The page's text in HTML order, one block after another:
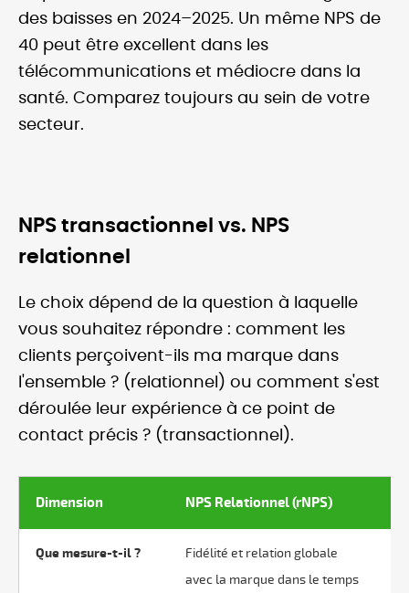
des baisses en 2024–2025. Un même NPS de
40 peut être excellent dans les
télécommunications et médiocre dans la
santé. Comparez toujours au sein de votre
secteur.
NPS transactionnel vs. NPS
relationnel
Le choix dépend de la question à laquelle
vous souhaitez répondre : comment les
clients perçoivent-ils ma marque dans
l'ensemble ? (relationnel) ou comment s'est
déroulée leur expérience à ce point de
contact précis ? (transactionnel).
Dimension NPS Relationnel (rNPS)
Que mesure-t-il ?
Fidélité et relation globale
avec la marque dans le temps